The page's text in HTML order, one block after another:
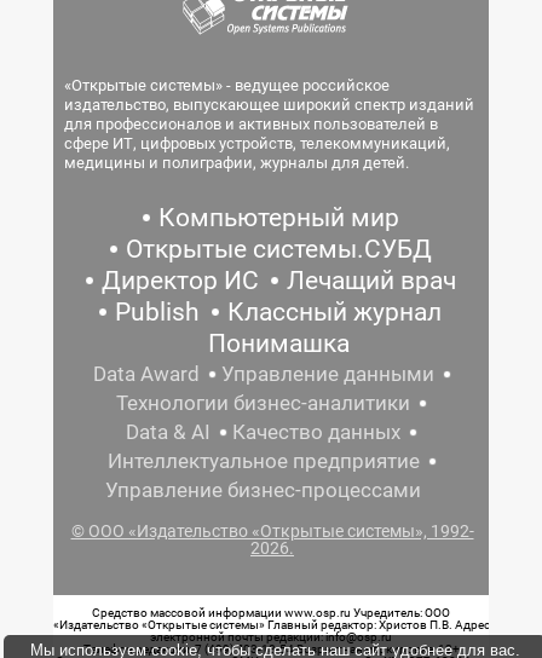
«Открытые системы» - ведущее российское
издательство, выпускающее широкий спектр изданий
для профессионалов и активных пользователей в
сфере ИТ, цифровых устройств, телекоммуникаций,
медицины и полиграфии, журналы для детей.
Компьютерный мир
Открытые системы.СУБД
Директор ИС
Лечащий врач
Publish
Классный журнал
Понимашка
Data Award
Управление данными
Технологии бизнес-аналитики
Data & AI
Качество данных
Интеллектуальное предприятие
Управление бизнес-процессами
© ООО «Издательство «Открытые системы», 1992-
2026.
Средство массовой информации www.osp.ru Учредитель: ООО
«Издательство «Открытые системы» Главный редактор: Христов П.В. Адрес
электронной почты редакции: info@osp.ru
Телефон редакции: 7 (499) 703-18-54 Возрастная маркировка: 12+
Мы используем cookie, чтобы сделать наш сайт удобнее для вас.